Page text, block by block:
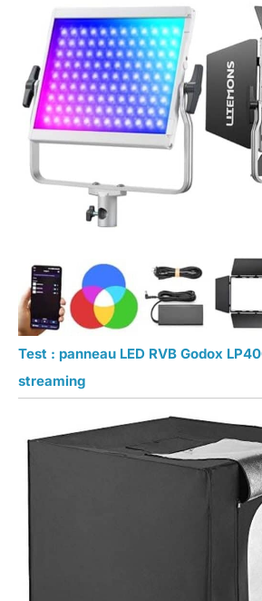
Test : panneau LED RVB Godox
streaming